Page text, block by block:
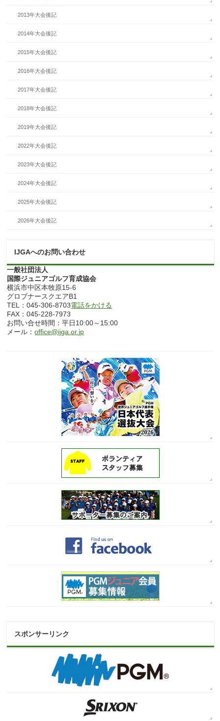
2013年大会後記
2014年大会後記
2015年大会後記
2016年大会後記
2017年大会後記
2018年大会後記
2019年大会後記
2022年大会後記
2023年大会後記
2024年大会後記
2025年大会後記
2026年大会後記
IJGAへのお問い合わせ
一般社団法人
国際ジュニアゴルフ育成協会
横浜市中区本牧原15-6
グロブナースクエアB1
TEL：045-306-8703電話をかける
FAX：045-228-7973
お問い合せ時間：平日10:00～15:00
メール：office@ijga.or.jp
スポンサーリンク